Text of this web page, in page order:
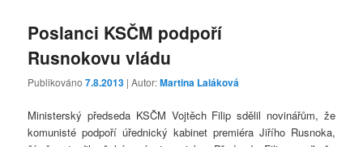
Poslanci KSČM podpoří
Rusnokovu vládu
Publikováno7.8.2013 | Autor:Martina Laláková
Ministerský předseda KSČM Vojtěch Filip sdělil novinářům, že
komunisté podpoří úřednický kabinet premiéra Jiřího Rusnoka,